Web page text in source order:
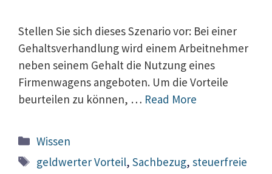
Stellen Sie sich dieses Szenario vor: Bei einer
Gehaltsverhandlung wird einem Arbeitnehmer
neben seinem Gehalt die Nutzung eines
Firmenwagens angeboten. Um die Vorteile
beurteilen zu können, … Read More
Kategorien
Wissen
Schlagwörter
geldwerter Vorteil,Sachbezug,steuerfreie